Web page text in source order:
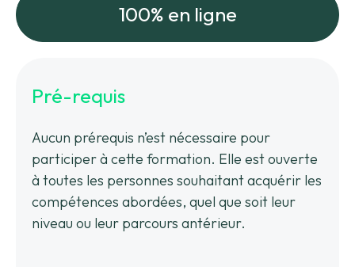
100% en ligne
Pré-requis
Aucun prérequis n’est nécessaire pour
participer à cette formation. Elle est ouverte
à toutes les personnes souhaitant acquérir les
compétences abordées, quel que soit leur
niveau ou leur parcours antérieur.